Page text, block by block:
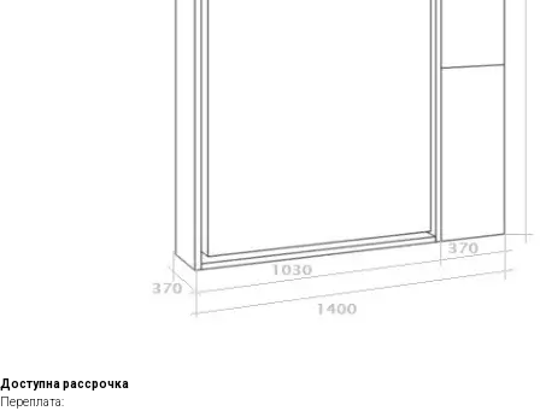
Доступна рассрочка
Переплата: